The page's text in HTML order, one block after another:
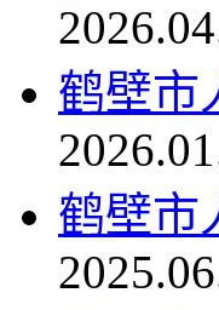
鹤壁市
鹤壁市